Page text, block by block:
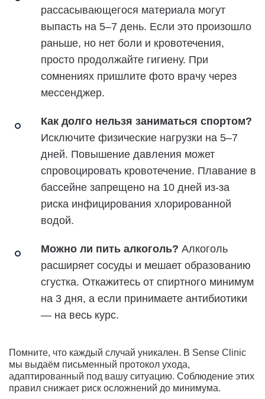
рассасывающегося материала могут
выпасть на 5–7 день. Если это произошло
раньше, но нет боли и кровотечения,
просто продолжайте гигиену. При
сомнениях пришлите фото врачу через
мессенджер.
Как долго нельзя заниматься спортом?
Исключите физические нагрузки на 5–7
дней. Повышение давления может
спровоцировать кровотечение. Плавание в
бассейне запрещено на 10 дней из-за
риска инфицирования хлорированной
водой.
Можно ли пить алкоголь? Алкоголь
расширяет сосуды и мешает образованию
сгустка. Откажитесь от спиртного минимум
на 3 дня, а если принимаете антибиотики
— на весь курс.
Помните, что каждый случай уникален. В Sense Clinic
мы выдаём письменный протокол ухода,
адаптированный под вашу ситуацию. Соблюдение этих
правил снижает риск осложнений до минимума.